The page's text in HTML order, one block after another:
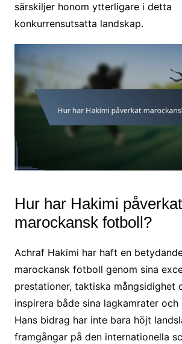
särskiljer honom ytterligare i detta
konkurrensutsatta landskap.
Hur har Hakimi påverkat
marockansk fotboll?
Achraf Hakimi har haft en
marockansk fotboll genom sina
prestationer, taktiska mångsidighet
inspirera både sina lagkamrater och
Hans bidrag har inte bara höjt
framgångar på den internationella